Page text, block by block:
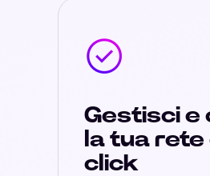
Gestisci e
la tua rete
click